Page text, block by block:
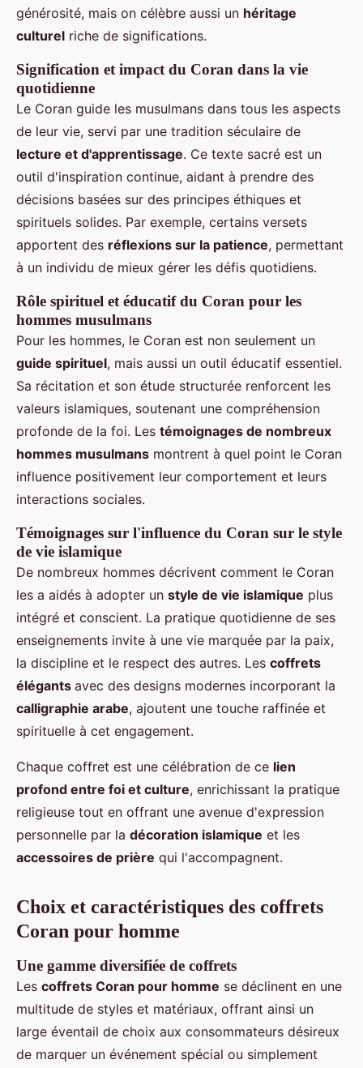
générosité, mais on célèbre aussi un héritage
culturel riche de significations.
Signification et impact du Coran dans la vie
quotidienne
Le Coran guide les musulmans dans tous les aspects
de leur vie, servi par une tradition séculaire de
lecture et d'apprentissage. Ce texte sacré est un
outil d'inspiration continue, aidant à prendre des
décisions basées sur des principes éthiques et
spirituels solides. Par exemple, certains versets
apportent des réflexions sur la patience, permettant
à un individu de mieux gérer les défis quotidiens.
Rôle spirituel et éducatif du Coran pour les
hommes musulmans
Pour les hommes, le Coran est non seulement un
guide spirituel, mais aussi un outil éducatif essentiel.
Sa récitation et son étude structurée renforcent les
valeurs islamiques, soutenant une compréhension
profonde de la foi. Les témoignages de nombreux
hommes musulmans montrent à quel point le Coran
influence positivement leur comportement et leurs
interactions sociales.
Témoignages sur l'influence du Coran sur le style
de vie islamique
De nombreux hommes décrivent comment le Coran
les a aidés à adopter un style de vie islamique plus
intégré et conscient. La pratique quotidienne de ses
enseignements invite à une vie marquée par la paix,
la discipline et le respect des autres. Les coffrets
élégants avec des designs modernes incorporant la
calligraphie arabe, ajoutent une touche raffinée et
spirituelle à cet engagement.
Chaque coffret est une célébration de ce lien
profond entre foi et culture, enrichissant la pratique
religieuse tout en offrant une avenue d'expression
personnelle par la décoration islamique et les
accessoires de prière qui l'accompagnent.
Choix et caractéristiques des coffrets
Coran pour homme
Une gamme diversifiée de coffrets
Les coffrets Coran pour homme se déclinent en une
multitude de styles et matériaux, offrant ainsi un
large éventail de choix aux consommateurs désireux
de marquer un événement spécial ou simplement